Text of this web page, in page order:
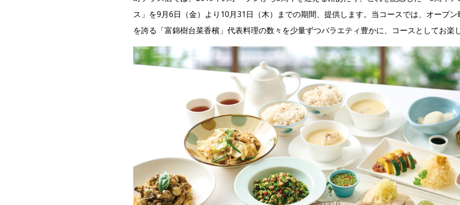
ス」を9月6日（金）より10月31日（木）までの期間、提供します。当コースでは、オープ
を誇る「富錦樹台菜香檳」代表料理の数々を少量ずつバラエティ豊かに、コースとしてお楽